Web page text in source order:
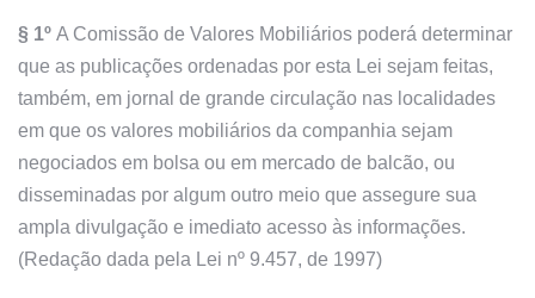
§ 1º A Comissão de Valores Mobiliários poderá determinar
que as publicações ordenadas por esta Lei sejam feitas,
também, em jornal de grande circulação nas localidades
em que os valores mobiliários da companhia sejam
negociados em bolsa ou em mercado de balcão, ou
disseminadas por algum outro meio que assegure sua
ampla divulgação e imediato acesso às informações.
(Redação dada pela Lei nº 9.457, de 1997)